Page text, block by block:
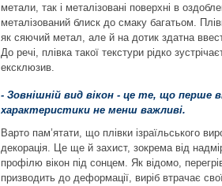
метали, так і металізовані поверхні в
металізований блиск до смаку багатьом.
як сяючий метал, але й на дотик здатна
До речі, плівка такої текстури рідко
ексклюзив.
- Зовнішній вид вікон - це те, що перше
характеристики не менш важливі.
Варто пам’ятати, що плівки ізраїльського
декорація. Це ще й захист, зокрема від
профілю вікон під сонцем. Як відомо,
призводить до деформації, виріб втрачає